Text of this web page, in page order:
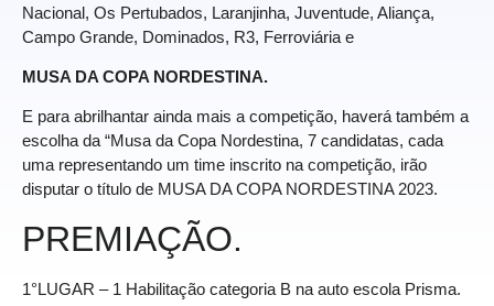
Nacional, Os Pertubados, Laranjinha, Juventude, Aliança,
Campo Grande, Dominados, R3, Ferroviária e
MUSA DA COPA NORDESTINA.
E para abrilhantar ainda mais a competição, haverá também a
escolha da “Musa da Copa Nordestina, 7 candidatas, cada
uma representando um time inscrito na competição, irão
disputar o título de MUSA DA COPA NORDESTINA 2023.
PREMIAÇÃO.
1°LUGAR – 1 Habilitação categoria B na auto escola Prisma.